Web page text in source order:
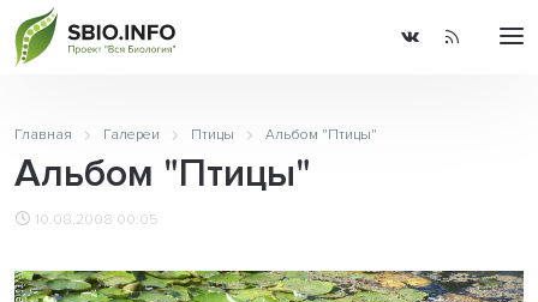
Главная Галереи Птицы Альбом "Птицы"
Альбом "Птицы"
10.08.2008 00:05